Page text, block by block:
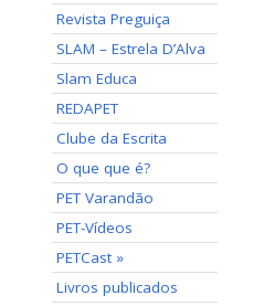
Revista Preguiça
SLAM – Estrela D’Alva
Slam Educa
REDAPET
Clube da Escrita
O que que é?
PET Varandão
PET-Vídeos
PETCast »
Livros publicados